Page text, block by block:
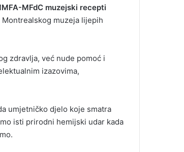
MFdC muzejski recepti
muzeja lijepih
zdravlja, već nude pomoć i
izazovima,
umjetničko djelo koje smatra
isti prirodni hemijski udar kada